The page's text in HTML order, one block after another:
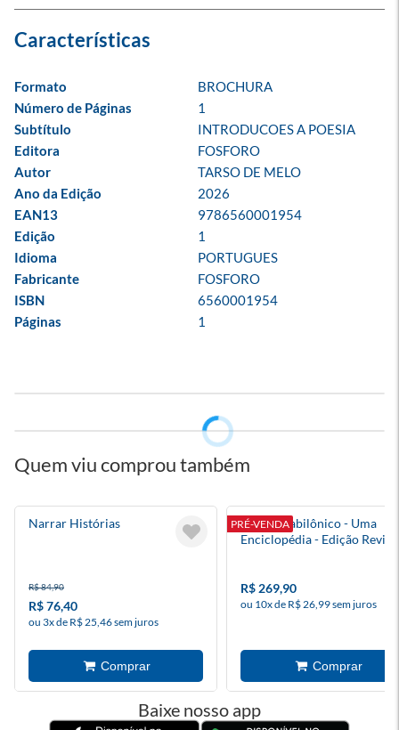
Formato
BROCHURA
Número de Páginas
1
Subtítulo
INTRODUCOES A POESIA
Editora
FOSFORO
Autor
TARSO DE MELO
Ano da Edição
2026
EAN13
9786560001954
Edição
1
Idioma
PORTUGUES
Fabricante
FOSFORO
ISBN
6560001954
Páginas
1
Quem viu comprou também
Narrar Histórias
R$ 84,90
R$ 76,40
ou 3x de R$ 25,46 sem juros
PRÉ-VENDA
Borges Babilônico - Uma
Enciclopédia - Edição
R$ 269,90
ou 10x de R$ 26,99 sem juros
Baixe nosso app